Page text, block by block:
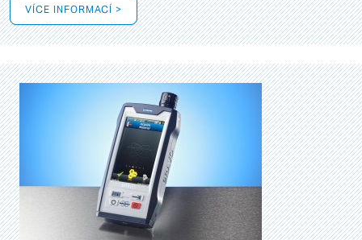
VÍCE INFORMACÍ >